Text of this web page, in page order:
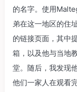
的名字。使用
弟在这一地区的住
的链接页面，其中
箱，以及他与当地
堂。随后，我发现
他们一家人在观看